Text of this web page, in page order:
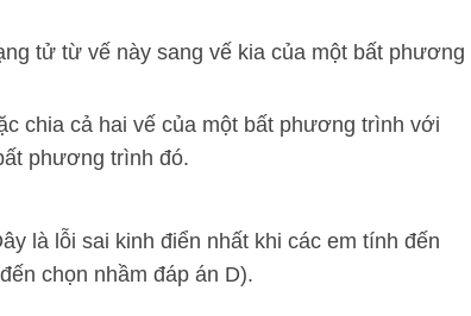
tử từ vế này sang vế kia của một bất phương
chia cả hai vế của một bất phương trình với
phương trình đó.
là lỗi sai kinh điển nhất khi các em tính đến
chọn nhầm đáp án D).